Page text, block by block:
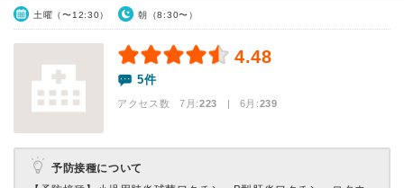
土曜（〜12:30） 朝（8:30〜）
4.48
5件
アクセス数 7月:223 | 6月:239
予防接種について